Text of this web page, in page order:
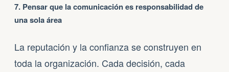
7. Pensar que la comunicación es responsabilidad de
una sola área
La reputación y la confianza se construyen en
toda la organización. Cada decisión, cada